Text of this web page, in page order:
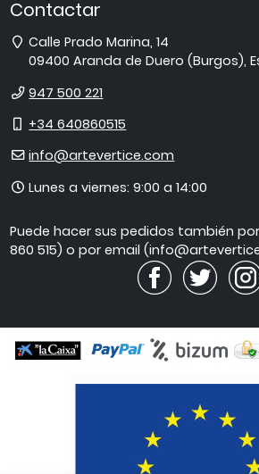
Contactar
Dirección
Calle Prado Marina, 14
09400 Aranda de Duero (Burgos),
Teléfono
947 500 221
Móvil
+34 640860515
E-
info@artevertice.com
Horario
atención
Lunes a viernes: 9:00 a 14:00
Puede hacer sus pedidos también
860 515) o por email